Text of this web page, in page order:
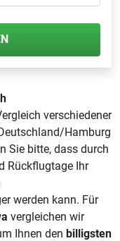
verschiedener
Hamburg
Sie bitte, dass durch
Rückflugtage Ihr
werden kann. Für
vergleichen wir
Ihnen den billigsten